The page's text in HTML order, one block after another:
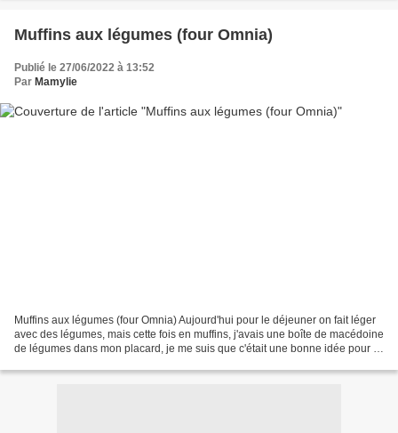
Muffins aux légumes (four Omnia)
Publié le 27/06/2022 à 13:52
Par Mamylie
Muffins aux légumes (four Omnia) Aujourd'hui pour le déjeuner on fait léger
avec des légumes, mais cette fois en muffins, j'avais une boîte de macédoine
de légumes dans mon placard, je me suis que c'était une bonne idée pour la